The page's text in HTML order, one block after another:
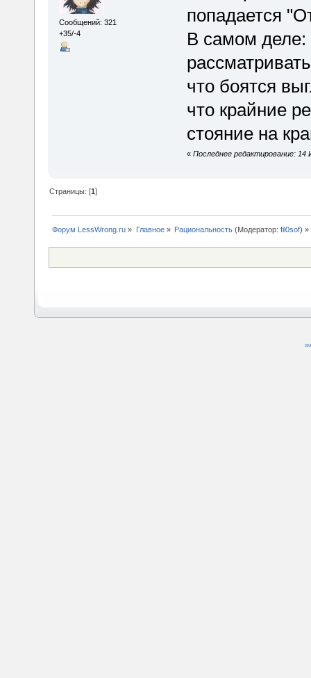
Сообщений: 321
+35/-4
попадается
В самом деле:
что боятся
что крайние
стояние на
« Последнее редактирование: 14
Страницы: [1]
Форум LessWrong.ru » Главное» Рациональность(Модератор: fil0sof) »